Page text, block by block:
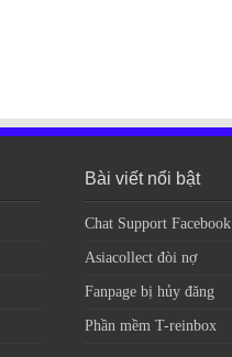
Bài viết nổi bật
Chat Support Facebook
Asiacollect đòi nợ
Fanpage bị hủy đăng
Phần mềm T-reinbox